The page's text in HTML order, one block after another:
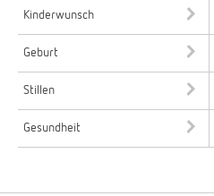
Kinderwunsch
Geburt
Stillen
Gesundheit